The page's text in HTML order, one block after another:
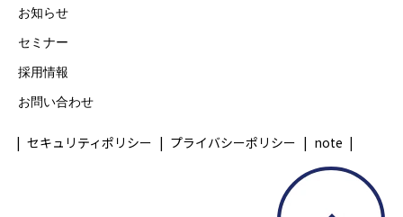
お知らせ
セミナー
採用情報
お問い合わせ
セキュリティポリシー プライバシーポリシー note